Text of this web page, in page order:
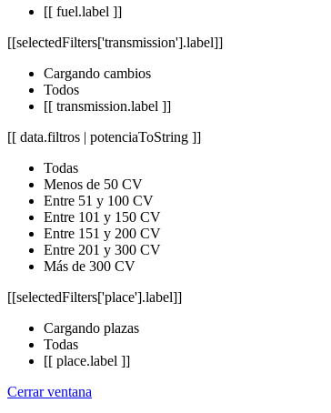
[[ fuel.label ]]
[[selectedFilters['transmission'].label]]
Cargando cambios
Todos
[[ transmission.label ]]
[[ data.filtros | potenciaToString ]]
Todas
Menos de 50 CV
Entre 51 y 100 CV
Entre 101 y 150 CV
Entre 151 y 200 CV
Entre 201 y 300 CV
Más de 300 CV
[[selectedFilters['place'].label]]
Cargando plazas
Todas
[[ place.label ]]
Cerrar ventana